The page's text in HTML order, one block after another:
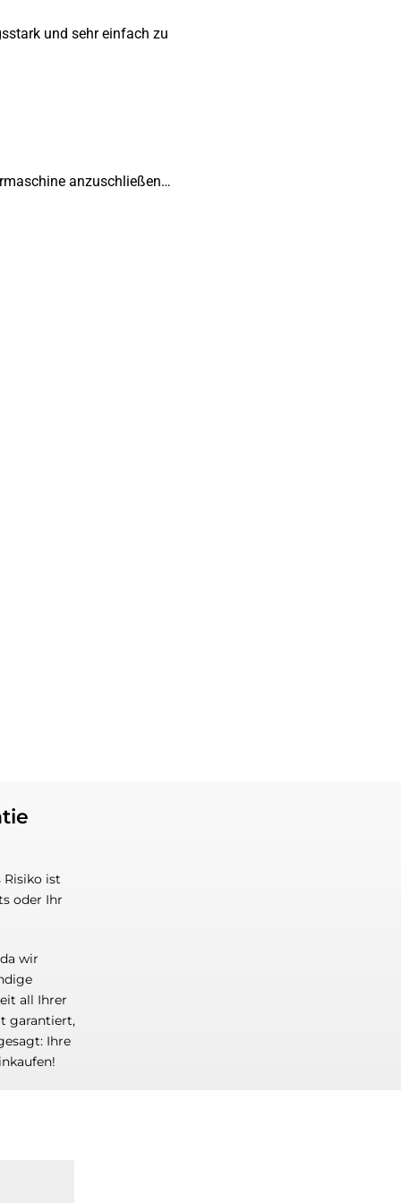
und sehr einfach zu
anzuschließen…
Risiko ist
oder Ihr
wir
all Ihrer
garantiert,
Ihre